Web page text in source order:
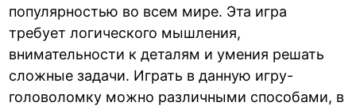
популярностью во всем мире. Эта игра
требует логического мышления,
внимательности к деталям и умения решать
сложные задачи. Играть в данную игру-
головоломку можно различными способами, в